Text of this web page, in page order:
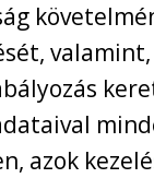
valamint,
azok